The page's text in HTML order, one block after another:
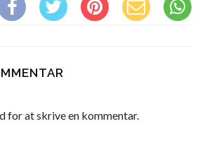
for at skrive en kommentar.